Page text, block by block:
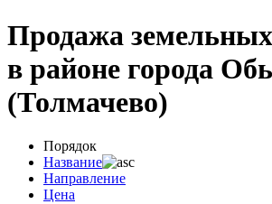
Продажа
в районе города Обь
(Толмачево)
Порядок
Название
Направление
Цена